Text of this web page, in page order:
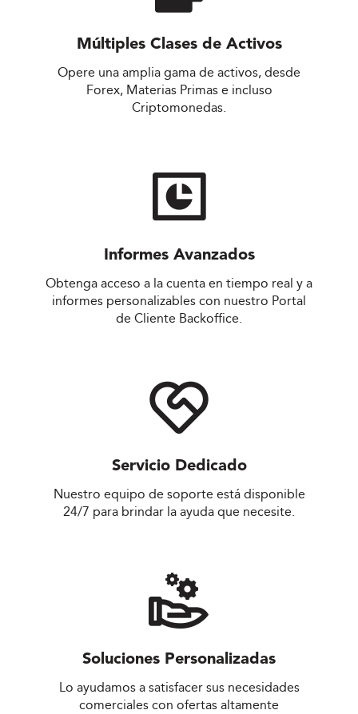
Múltiples Clases de Activos
Opere una amplia gama de activos, desde
Forex, Materias Primas e incluso
Criptomonedas.
Informes Avanzados
Obtenga acceso a la cuenta en tiempo real y a
informes personalizables con nuestro Portal
de Cliente Backoffice.
Servicio Dedicado
Nuestro equipo de soporte está disponible
24/7 para brindar la ayuda que necesite.
Soluciones Personalizadas
Lo ayudamos a satisfacer sus necesidades
comerciales con ofertas altamente